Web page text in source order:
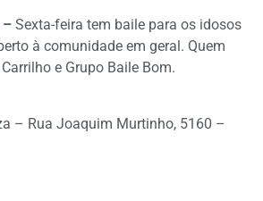
– Sexta-feira tem baile para os idosos
à comunidade em geral. Quem
e Grupo Baile Bom.
– Rua Joaquim Murtinho, 5160 –